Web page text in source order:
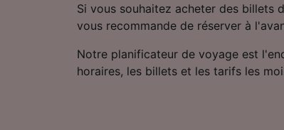
Si vous souhaitez acheter des billets
vous recommande de réserver à
Notre planificateur de voyage est
horaires, les billets et les tarifs les